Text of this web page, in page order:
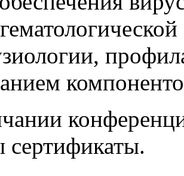
сертификаты.